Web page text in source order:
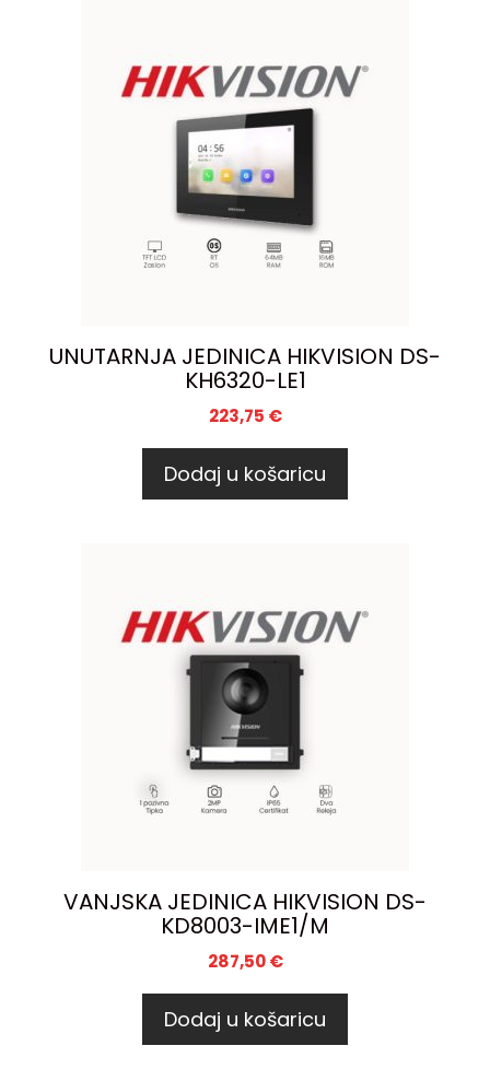
UNUTARNJA JEDINICA HIKVISION DS-
KH6320-LE1
223,75 €
Dodaj u košaricu
VANJSKA JEDINICA HIKVISION DS-
KD8003-IME1/M
287,50€
Dodaj u košaricu